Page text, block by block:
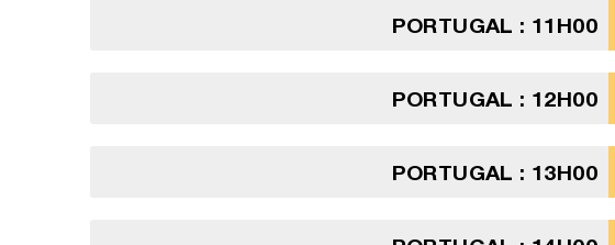
PORTUGAL : 11H00
PORTUGAL : 12H00
PORTUGAL : 13H00